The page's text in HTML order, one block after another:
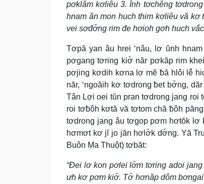
pơklăm kơliêu 3. Ĭnh tơchĕng
hnam ăn mon huch thim kơliêu vă kơ
vei sơđơ̆ng rim đe hơioh gơh huch vắc
Tơpă yan âu hrei ‘nâu, lơ ŭnh
pơgang tơring kiơ̆ năr pơkăp rim
pơjing kơdih kơna lơ mĕ ƀă hlôi lê̆
năr, ‘ngoăih kơ tơdrong ƀet bơ̆ng,
Tân Lợi oei tŭn pran tơdrong jang
roi tơƀôh kơtă vă tơtom chă ƀôh
tơdrong jang âu tơgop pơm hơtŏk
hơmơt kơ jĭ jo jăn hơlơ̆k dơ̆ng. Yă
Buôn Ma Thuột) tơbăt:
“Đei lơ kon pơlei lơ̆m tơring adoi
ưh kơ pơm kiơ̆. Tơ̆ hơnăp dôm